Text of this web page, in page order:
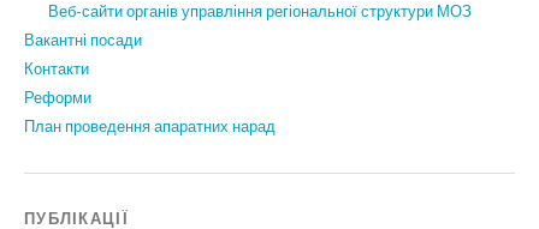
Веб-сайти органів управління регіональної структури МОЗ
Вакантні посади
Контакти
Реформи
План проведення апаратних нарад
ПУБЛІКАЦІЇ